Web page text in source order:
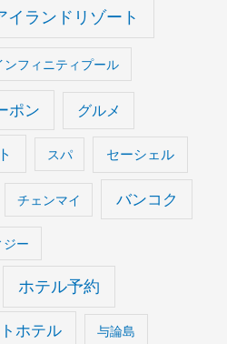
イランドリゾート
ンフィニティプール
ポン グルメ
スパ セーシェル
チェンマイ バンコク
ジー
ホテル予約
ホテル 与論島